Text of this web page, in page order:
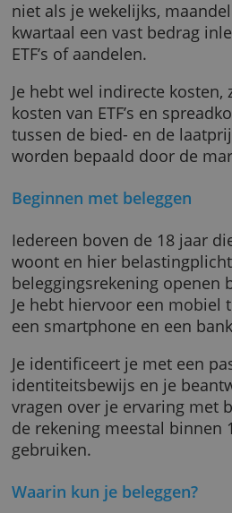
Je kunt geld overmaken
bankoverschrijving
Apple Pay of Google Pay
Iedere transactie kost 1
niet als je wekelijks,
kwartaal een vast
kosten van ETF’s en
tussen de bied- en de
worden bepaald door de
Beginnen met beleggen
Iedereen boven de 18
woont en hier
beleggingsrekening
Je hebt hiervoor een
een smartphone en